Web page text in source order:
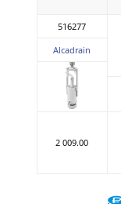
516277
Alcadrain
2 009.00